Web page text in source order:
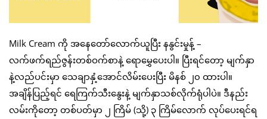
Milk Cream ကို အနေတော်လောက်ယူပြီး နနွင်းမှုန့် –
လက်ဖက်ရည်ဇွန်းတစ်ဝက်စာနဲ့ ရောမွှေပေးပါ။ ပြီးရင်တော့ မျက်နှာ
နဲ့လည်ပင်းမှာ သေချာနှံ့အောင်လိမ်းပေးပြီး မိနစ် ၂၀ ထားပါ။
အချိန်ပြည့်ရင် ရေကြက်သီးနွေးနဲ့ မျက်နှာသစ်လိုက်ရုံပါပဲ။ ဒီနည်း
လမ်းကိုတော့ တစ်ပတ်မှာ ၂ ကြိမ် (သို့) ၃ ကြိမ်လောက် လုပ်ပေးရင်ရ